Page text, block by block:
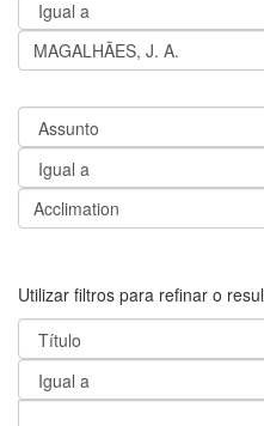
Utilizar filtros para refinar o